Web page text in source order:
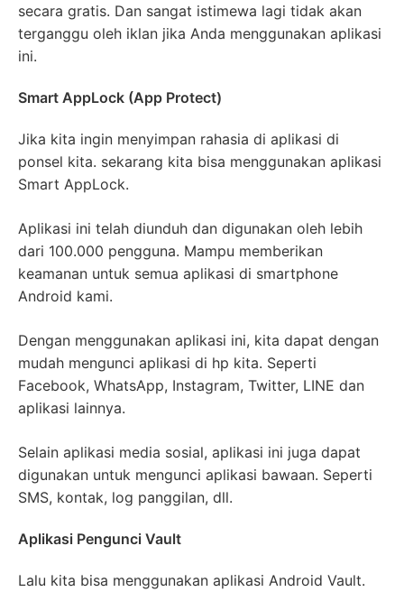
secara gratis. Dan sangat istimewa lagi tidak akan
terganggu oleh iklan jika Anda menggunakan aplikasi
ini.
Smart AppLock (App Protect)
Jika kita ingin menyimpan rahasia di aplikasi di
ponsel kita. sekarang kita bisa menggunakan aplikasi
Smart AppLock.
Aplikasi ini telah diunduh dan digunakan oleh lebih
dari 100.000 pengguna. Mampu memberikan
keamanan untuk semua aplikasi di smartphone
Android kami.
Dengan menggunakan aplikasi ini, kita dapat dengan
mudah mengunci aplikasi di hp kita. Seperti
Facebook, WhatsApp, Instagram, Twitter, LINE dan
aplikasi lainnya.
Selain aplikasi media sosial, aplikasi ini juga dapat
digunakan untuk mengunci aplikasi bawaan. Seperti
SMS, kontak, log panggilan, dll.
Aplikasi Pengunci Vault
Lalu kita bisa menggunakan aplikasi Android Vault.